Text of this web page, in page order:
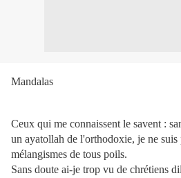
Mandalas
Ceux qui me connaissent le savent :
un ayatollah de l'orthodoxie, je ne suis
mélangismes de tous poils.
Sans doute ai-je trop vu de chrétiens